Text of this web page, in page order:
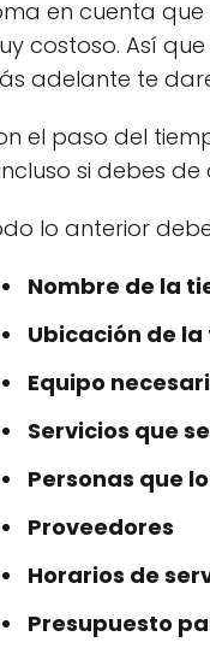
en cuenta
costoso. Así
adelante te
el paso del
si debes
lo anterior
Nombre de la
Ubicación de
Equipo
Servicios que
Personas que
Proveedores
Horarios de
Presupuesto